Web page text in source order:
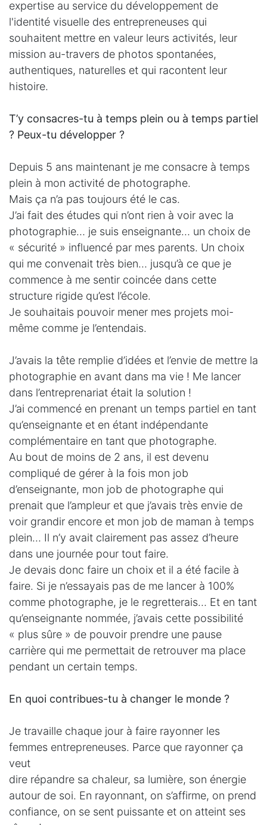
expertise au service du développement de
l'identité visuelle des entrepreneuses qui
souhaitent mettre en valeur leurs activités, leur
mission au-travers de photos spontanées,
authentiques, naturelles et qui racontent leur
histoire.
T’y consacres-tu à temps plein ou à temps partiel
? Peux-tu développer ?
Depuis 5 ans maintenant je me consacre à temps
plein à mon activité de photographe.
Mais ça n’a pas toujours été le cas.
J’ai fait des études qui n’ont rien à voir avec la
photographie… je suis enseignante… un choix de
« sécurité » influencé par mes parents. Un choix
qui me convenait très bien… jusqu’à ce que je
commence à me sentir coincée dans cette
structure rigide qu’est l’école.
Je souhaitais pouvoir mener mes projets moi-
même comme je l’entendais.
J’avais la tête remplie d’idées et l’envie de mettre la
photographie en avant dans ma vie ! Me lancer
dans l’entreprenariat était la solution !
J’ai commencé en prenant un temps partiel en tant
qu’enseignante et en étant indépendante
complémentaire en tant que photographe.
Au bout de moins de 2 ans, il est devenu
compliqué de gérer à la fois mon job
d’enseignante, mon job de photographe qui
prenait que l’ampleur et que j’avais très envie de
voir grandir encore et mon job de maman à temps
plein… Il n’y avait clairement pas assez d’heure
dans une journée pour tout faire.
Je devais donc faire un choix et il a été facile à
faire. Si je n’essayais pas de me lancer à 100%
comme photographe, je le regretterais… Et en tant
qu’enseignante nommée, j’avais cette possibilité
« plus sûre » de pouvoir prendre une pause
carrière qui me permettait de retrouver ma place
pendant un certain temps.
En quoi contribues-tu à changer le monde ?
Je travaille chaque jour à faire rayonner les
femmes entrepreneuses. Parce que rayonner ça
veut
dire répandre sa chaleur, sa lumière, son énergie
autour de soi. En rayonnant, on s’affirme, on prend
confiance, on se sent puissante et on atteint ses